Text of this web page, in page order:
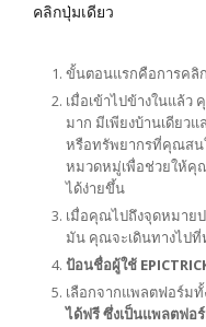
คลิกปุ่มเดียว
ขั้นตอนแรกคือการคลิก
เมื่อเข้าไปข้างในแล้
มาก มีเพียงบ้านเดียว
หรือทรัพยากรที่คุณสน
หมวดหมู่เพื่อช่วยให้คุ
ได้ง่ายขึ้น
เมื่อคุณไปถึงจุดหมาย
มัน คุณจะเดินทางไปที่
ป้อนชื่อผู้ใช้
เลือกจากแพลตฟอร์ม
ได้ฟรี ซึ่งเป็นแพลตฟ